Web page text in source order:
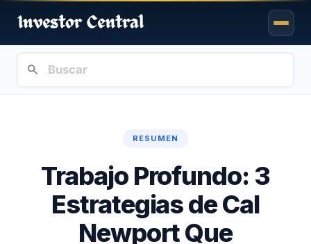
RESUMEN
Trabajo Profundo: 3
Estrategias de Cal
Newport Que